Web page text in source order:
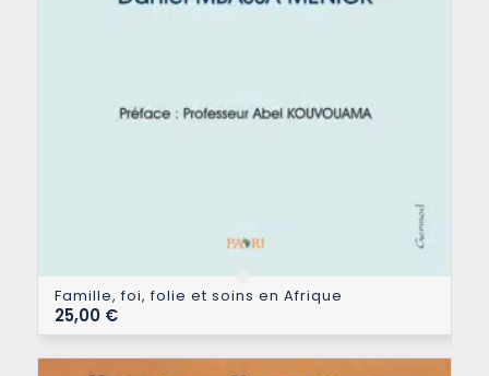
Famille, foi, folie et soins en Afrique
25,00 €